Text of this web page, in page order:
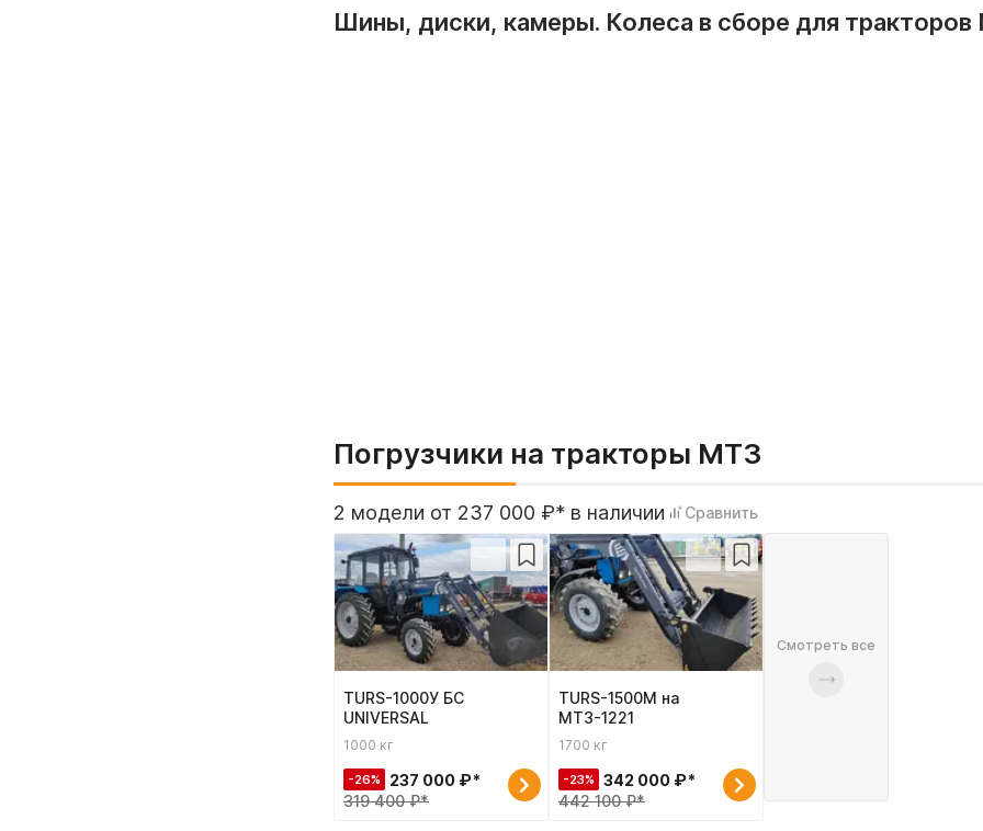
Шины, диски, камеры. Колеса в сборе для
Погрузчики на тракторы МТЗ
2 модели от 237 000 ₽* в наличии Сравнить
TURS-1000У БС
UNIVERSAL
1000 кг
-26%
237 000 ₽*
319 400 ₽*
TURS-1500М на
МТЗ-1221
1700 кг
-23%
342 000 ₽*
442 100 ₽*
Смотреть все